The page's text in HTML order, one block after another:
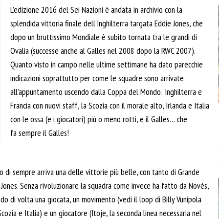
L’edizione 2016 del Sei Nazioni è andata in archivio con la
splendida vittoria finale dell’Inghilterra targata Eddie Jones, che
dopo un bruttissimo Mondiale è subito tornata tra le grandi di
Ovalia (successe anche al Galles nel 2008 dopo la RWC 2007).
Quanto visto in campo nelle ultime settimane ha dato parecchie
indicazioni soprattutto per come le squadre sono arrivate
all’appuntamento uscendo dalla Coppa del Mondo: Inghilterra e
Francia con nuovi staff, la Scozia con il morale alto, Irlanda e Italia
con le ossa (e i giocatori) più o meno rotti, e il Galles… che
fa sempre il Galles!
di sempre arriva una delle vittorie più belle, con tanto di Grande
Senza rivoluzionare la squadra come invece ha fatto da Novés,
di volta una giocata, un movimento (vedi il loop di Billy Vunipola
e Italia) e un giocatore (Itoje, la seconda linea necessaria nel